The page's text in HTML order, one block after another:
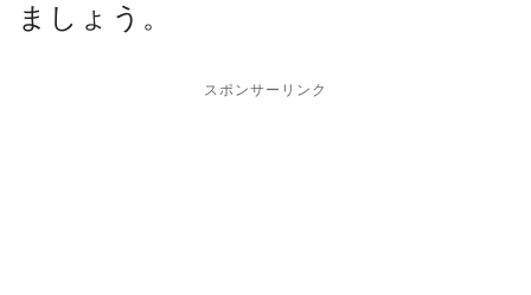
ましょう。
スポンサーリンク